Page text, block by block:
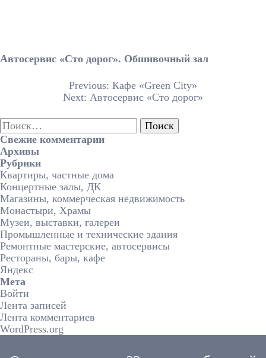
Автосервис «Сто дорог». Обшивочный зал
Previous: Кафе «Green City»
Next: Автосервис «Сто дорог»
Свежие комментарии
Архивы
Рубрики
Квартиры, частные дома
Концертные залы, ДК
Магазины, коммерческая недвижимость
Монастыри, Храмы
Музеи, выставки, галереи
Промышленные и технические здания
Ремонтные мастерские, автосервисы
Рестораны, бары, кафе
Яндекс
Мета
Войти
Лента записей
Лента комментариев
WordPress.org